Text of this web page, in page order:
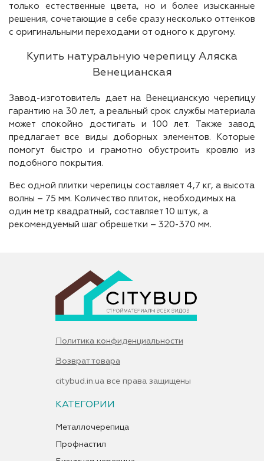
только естественные цвета, но и более изысканные
решения, сочетающие в себе сразу несколько оттенков
с оригинальными переходами от одного к другому.
Купить натуральную черепицу Аляска
Венецианская
Завод-изготовитель дает на Венецианскую черепицу
гарантию на 30 лет, а реальный срок службы материала
может спокойно достигать и 100 лет. Также завод
предлагает все виды доборных элементов. Которые
помогут быстро и грамотно обустроить кровлю из
подобного покрытия.
Вес одной плитки черепицы составляет 4,7 кг, а высота
волны – 75 мм. Количество плиток, необходимых на
один метр квадратный, составляет 10 штук, а
рекомендуемый шаг обрешетки – 320-370 мм.
Политика конфиденциальности
Возврат товара
citybud.in.ua все права защищены
КАТЕГОРИИ
Металлочерепица
Профнастил